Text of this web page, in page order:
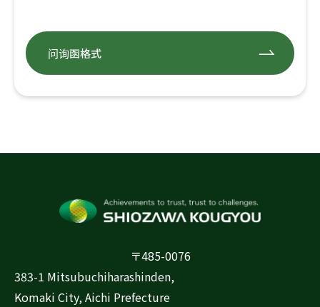
问询函格式
〒485-0076
383-1 Mitsubuchiharashinden,
Komaki City, Aichi Prefecture